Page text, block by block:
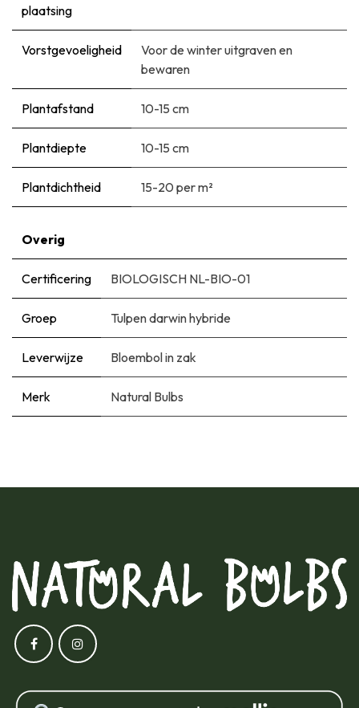
plaatsing
Vorstgevoeligheid
Voor de winter uitgraven en
bewaren
Plantafstand 10-15 cm
Plantdiepte 10-15 cm
Plantdichtheid 15-20 per m²
Overig
Certificering BIOLOGISCH NL-BIO-01
Groep Tulpen darwin hybride
Leverwijze Bloembol in zak
Merk Natural Bulbs